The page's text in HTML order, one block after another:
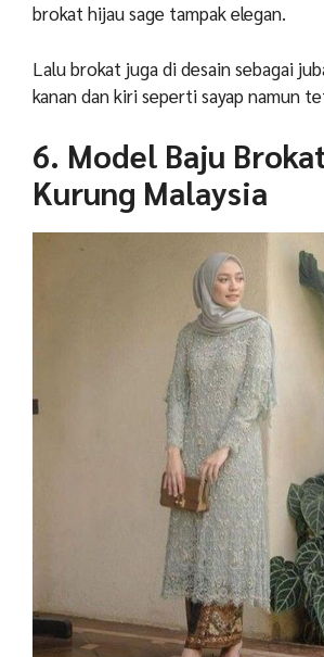
brokat hijau sage tampak elegan.
Lalu brokat juga di desain sebagai
kanan dan kiri seperti sayap namun
6. Model Baju
Kurung Malaysia